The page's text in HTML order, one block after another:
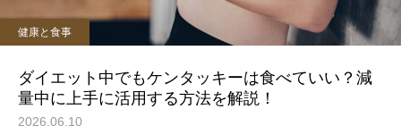
プロテインを飲めば筋肉は
つく？実は多くの人が勘違
いしていること
汗をかけば脂肪は燃え
実は多くの人が勘違い
いること
健康と食事
ダイエット中でもケンタッキーは食べていい？減
量中に上手に活用する方法を解説！
2026.06.10